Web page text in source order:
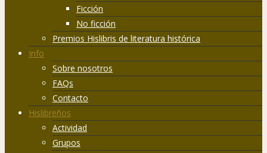
Ficción
No ficción
Premios Hislibris de literatura histórica
Info
Sobre nosotros
FAQs
Contacto
Hislibreños
Actividad
Grupos